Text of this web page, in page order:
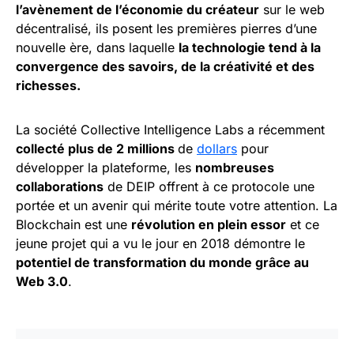
l’avènement de l’économie du créateur sur le web
décentralisé, ils posent les premières pierres d’une
nouvelle ère, dans laquelle la technologie tend à la
convergence des savoirs, de la créativité et des
richesses.
La société Collective Intelligence Labs a récemment
collecté plus de 2 millions de dollars pour
développer la plateforme, les nombreuses
collaborations de DEIP offrent à ce protocole une
portée et un avenir qui mérite toute votre attention. La
Blockchain est une révolution en plein essor et ce
jeune projet qui a vu le jour en 2018 démontre le
potentiel de transformation du monde grâce au
Web 3.0.